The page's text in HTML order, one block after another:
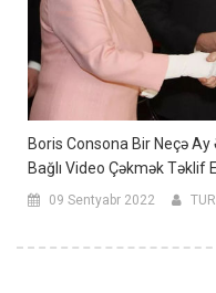
Boris Consona Bir Neçə
Bağlı Video Çəkmək Təklif
09 Sentyabr 2022